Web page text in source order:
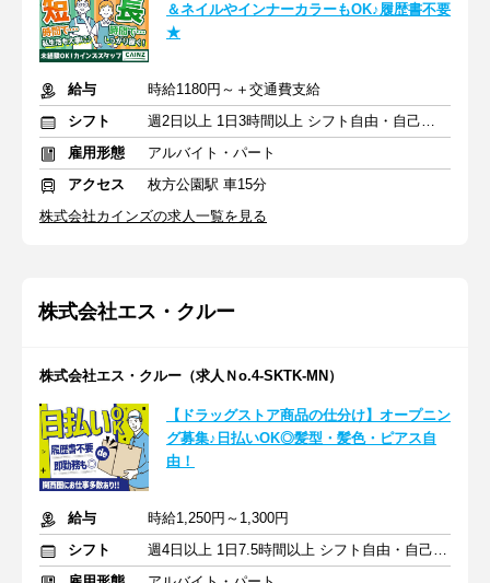
＆ネイルやインナーカラーもOK♪履歴書不要
★
給与
時給1180円～＋交通費支給
シフト
週2日以上 1日3時間以上 シフト自由・自己申告
雇用形態
アルバイト・パート
アクセス
枚方公園駅 車15分
株式会社カインズの求人一覧を見る
株式会社エス・クルー
株式会社エス・クルー（求人Ｎo.4-SKTK-MN）
【ドラッグストア商品の仕分け】オープニン
グ募集♪日払いOK◎髪型・髪色・ピアス自
由！
給与
時給1,250円～1,300円
シフト
週4日以上 1日7.5時間以上 シフト自由・自己申告